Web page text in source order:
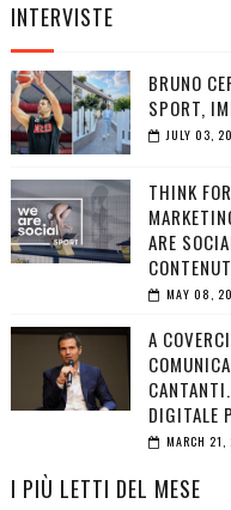
INTERVISTE
BRUNO
SPORT,
JULY 03,
THINK
ARE
MAY 08,
A
DIGITALE
MARCH
I PIÙ LETTI DEL MESE